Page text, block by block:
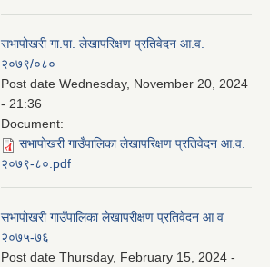
सभापोखरी गा.पा. लेखापरिक्षण प्रतिवेदन आ.व.
२०७९/०८०
Post date Wednesday, November 20, 2024
- 21:36
Document:
सभापोखरी गाउँपालिका लेखापरिक्षण प्रतिवेदन आ.व.
२०७९-८०.pdf
सभापोखरी गाउँपालिका लेखापरीक्षण प्रतिवेदन आ व
२०७५-७६
Post date Thursday, February 15, 2024 -